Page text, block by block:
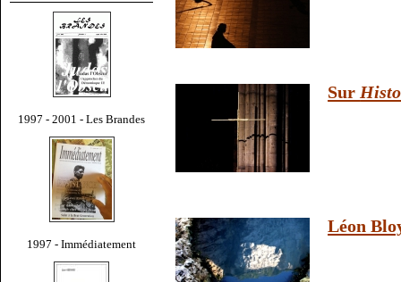
1997 - 2001 - Les Brandes
1997 - Immédiatement
Sur
Léon